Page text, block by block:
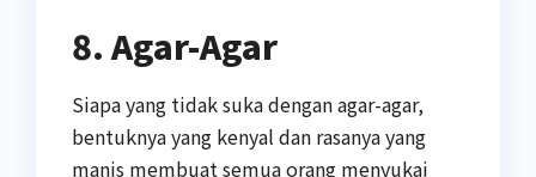
8. Agar-Agar
Siapa yang tidak suka dengan agar-agar,
bentuknya yang kenyal dan rasanya yang
manis membuat semua orang menyukai